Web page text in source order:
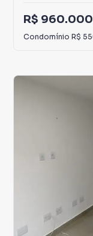
R$
Condomínio R$